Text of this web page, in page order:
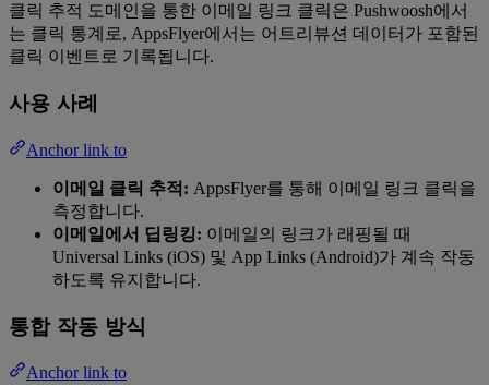
클릭 추적 도메인을 통한 이메일 링크 클릭은 Pushwoosh에서
는 클릭 통계로, AppsFlyer에서는 어트리뷰션 데이터가 포함된
클릭 이벤트로 기록됩니다.
사용 사례
Anchor link to
이메일 클릭 추적: AppsFlyer를 통해 이메일 링크 클릭을
측정합니다.
이메일에서 딥링킹: 이메일의 링크가 래핑될 때
Universal Links (iOS) 및 App Links (Android)가 계속 작동
하도록 유지합니다.
통합 작동 방식
Anchor link to